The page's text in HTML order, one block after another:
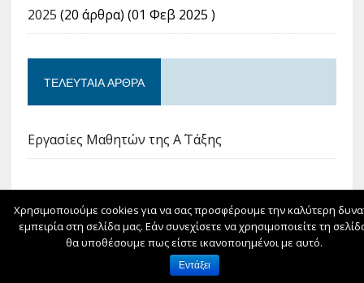
2025 (20 άρθρα) (01 Φεβ 2025 )
ΤΕΛΕΥΤΑΊΑ ΆΡΘΡΑ
Εργασίες Μαθητών της Α΄ Τάξης
ΦΙΛΟΞΕΝΕΊΤΑΙ ΣΤΟSCHOOLPRESS.SCH.GR
Όροι Χρήσης schoolpress.sch.gr|Δήλωση
προσβασιμότητας
Χρησιμοποιούμε cookies για να σας προσφέρουμε την καλύτερη
εμπειρία στη σελίδα μας. Εάν συνεχίσετε να χρησιμοποιείτε τη
θα υποθέσουμε πως είστε ικανοποιημένοι με αυτό.
Εντάξει